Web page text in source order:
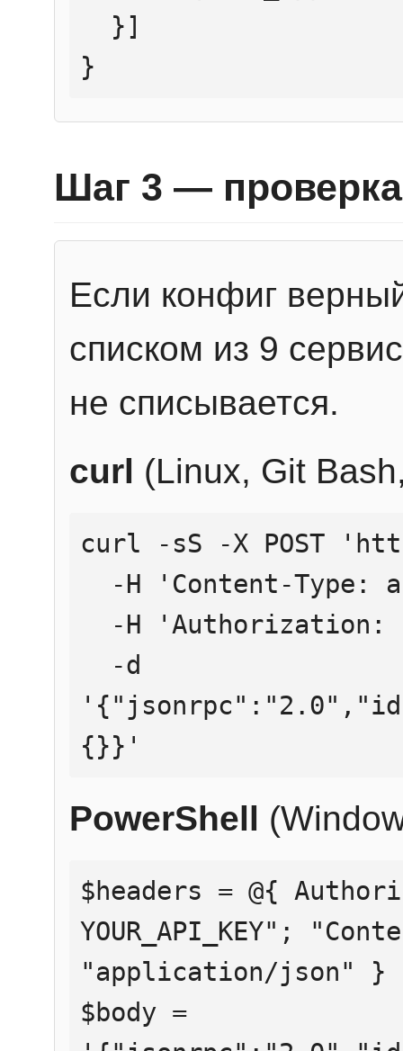
}
Шаг 3 — проверка
Если конфиг
списком из 9
не списывается.
curl (Linux, Git
curl -sS -X POST
{}}'
PowerShell
$headers = @{
YOUR_API_KEY";
"application/json" }
$body =